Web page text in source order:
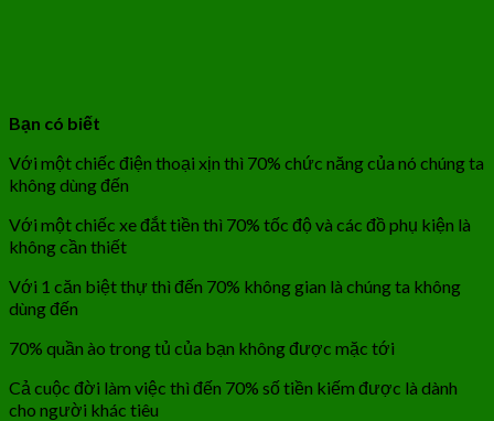
Bạn có biết
Với một chiếc điện thoại xịn thì 70% chức năng của nó chúng ta
không dùng đến
Với một chiếc xe đắt tiền thì 70% tốc độ và các đồ phụ kiện là
không cần thiết
Với 1 căn biệt thự thì đến 70% không gian là chúng ta không
dùng đến
70% quần ào trong tủ của bạn không được mặc tới
Cả cuộc đời làm việc thì đến 70% số tiền kiếm được là dành
cho người khác tiêu